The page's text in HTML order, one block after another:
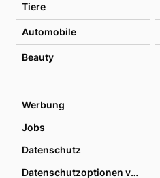
Tiere
Automobile
Beauty
Werbung
Jobs
Datenschutz
Datenschutzoptionen verwalten